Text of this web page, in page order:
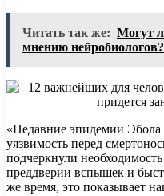
Читать так же: Могут
мнению
«Недавние эпидемии
уязвимость перед
подчеркнули
преддверии вспышек и
же время, это показывает